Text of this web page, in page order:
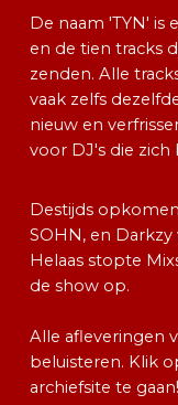
De naam 'TYN' is
en de tien tracks
zenden. Alle
vaak zelfs
nieuw en
voor DJ's die zich
Destijds
SOHN, en
Helaas stopte
de show op.
Alle afleveringen
beluisteren. Klik
archiefsite te gaan!